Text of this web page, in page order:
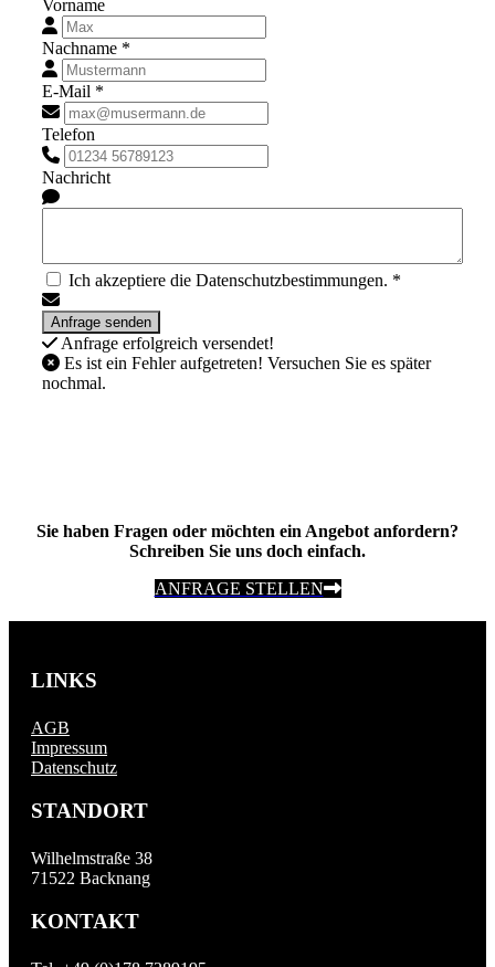
Vorname
Nachname *
E-Mail *
Telefon
Nachricht
Ich akzeptiere die Datenschutzbestimmungen. *
Anfrage erfolgreich versendet!
Es ist ein Fehler aufgetreten! Versuchen Sie es später
nochmal.
Sie haben Fragen oder möchten ein Angebot anfordern?
Schreiben Sie uns doch einfach.
ANFRAGE STELLEN
LINKS
AGB
Impressum
Datenschutz
STANDORT
Wilhelmstraße 38
71522 Backnang
KONTAKT